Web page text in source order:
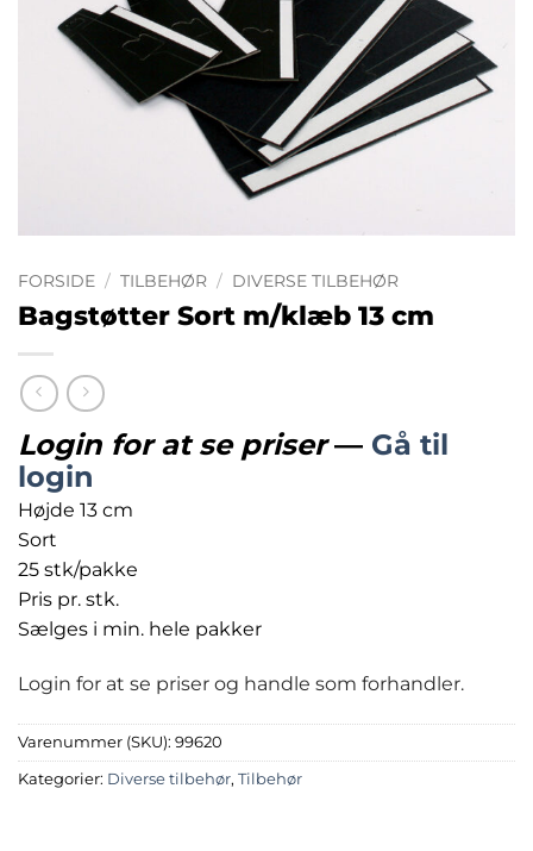
FORSIDE / TILBEHØR / DIVERSE TILBEHØR
Bagstøtter Sort m/klæb 13 cm
Login for at se priser— Gå til
login
Højde 13 cm
Sort
25 stk/pakke
Pris pr. stk.
Sælges i min. hele pakker
Login for at se priser og handle som forhandler.
Varenummer (SKU): 99620
Kategorier: Diverse tilbehør, Tilbehør